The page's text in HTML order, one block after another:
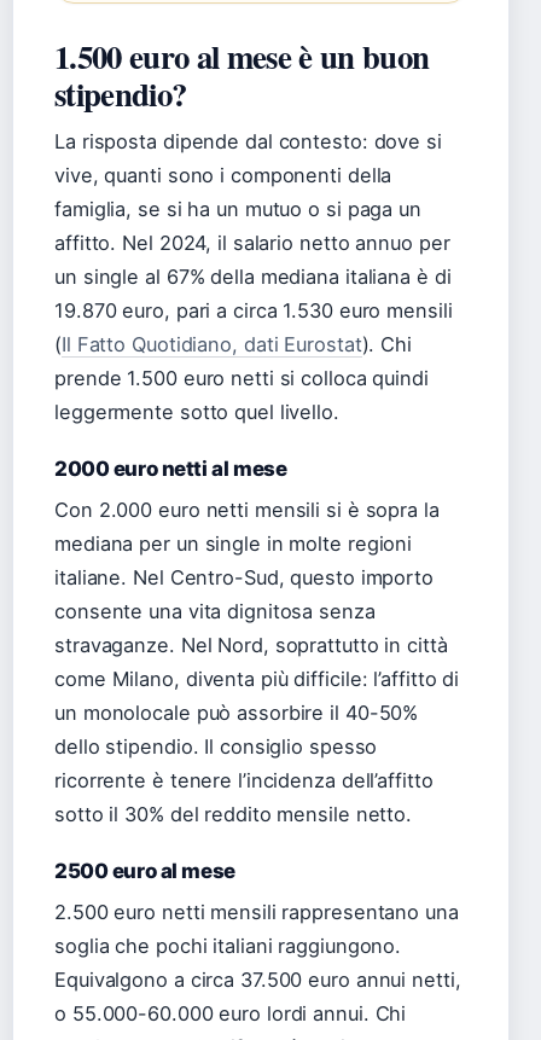
1.500 euro al mese è un buon
stipendio?
La risposta dipende dal contesto: dove si
vive, quanti sono i componenti della
famiglia, se si ha un mutuo o si paga un
affitto. Nel 2024, il salario netto annuo per
un single al 67% della mediana italiana è di
19.870 euro, pari a circa 1.530 euro mensili
(Il Fatto Quotidiano, dati Eurostat). Chi
prende 1.500 euro netti si colloca quindi
leggermente sotto quel livello.
2000 euro netti al mese
Con 2.000 euro netti mensili si è sopra la
mediana per un single in molte regioni
italiane. Nel Centro-Sud, questo importo
consente una vita dignitosa senza
stravaganze. Nel Nord, soprattutto in città
come Milano, diventa più difficile: l’affitto di
un monolocale può assorbire il 40-50%
dello stipendio. Il consiglio spesso
ricorrente è tenere l’incidenza dell’affitto
sotto il 30% del reddito mensile netto.
2500 euro al mese
2.500 euro netti mensili rappresentano una
soglia che pochi italiani raggiungono.
Equivalgono a circa 37.500 euro annui netti,
o 55.000-60.000 euro lordi annui. Chi